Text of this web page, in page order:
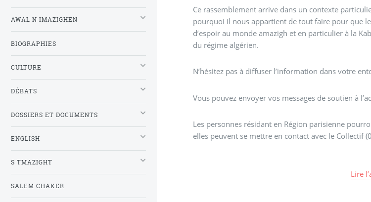
Ce rassemblement arrive dans un contexte
pourquoi il nous appartient de tout faire pour que
d’espoir au monde amazigh et en particulier à la
du régime algérien.
N’hésitez pas à diffuser l’information dans votre
Vous pouvez envoyer vos messages de soutien à
Les personnes résidant en Région parisienne
elles peuvent se mettre en contact avec le Collectif
Lire
AWAL N IMAZIGHEN
BIOGRAPHIES
CULTURE
DÉBATS
DOSSIERS ET DOCUMENTS
ENGLISH
S TMAZIGHT
SALEM CHAKER